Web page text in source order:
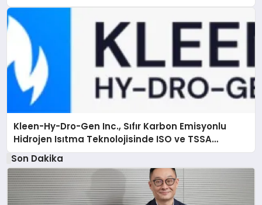
Kleen-Hy-Dro-Gen Inc., Sıfır Karbon Emisyonlu
Hidrojen Isıtma Teknolojisinde ISO ve TSSA
Düzenleyici Onaylarını Aldı
Son Dakika